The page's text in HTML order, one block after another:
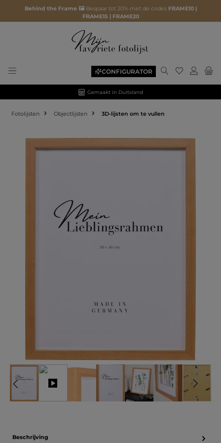
Behind the Frame 🖼️ Bespaar tot 20% met de codes FRAME10 |
FRAME15 | FRAME20
CONFIGURATOR
Gemaakt in Duitsland
Fotolijsten Objectlijsten 3D-lijsten om te vullen
Beschrijving